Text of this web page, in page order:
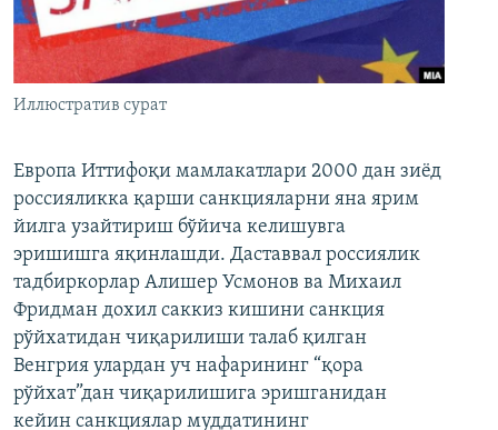
Иллюстратив сурат
Европа Иттифоқи мамлакатлари 2000 дан зиёд
россияликка қарши санкцияларни яна ярим
йилга узайтириш бўйича келишувга
эришишга яқинлашди. Даставвал россиялик
тадбиркорлар Алишер Усмонов ва Михаил
Фридман дохил саккиз кишини санкция
рўйхатидан чиқарилиши талаб қилган
Венгрия улардан уч нафарининг “қора
рўйхат”дан чиқарилишига эришганидан
кейин санкциялар муддатининг